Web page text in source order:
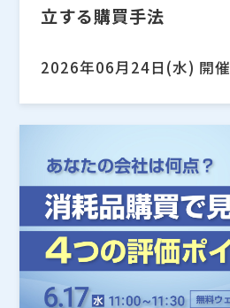
立する購買手法
2026年06月24日(水) 開催